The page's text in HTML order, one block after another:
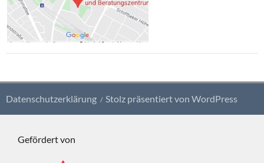
Datenschutzerklärung Stolz präsentiert von WordPress
Gefördert von